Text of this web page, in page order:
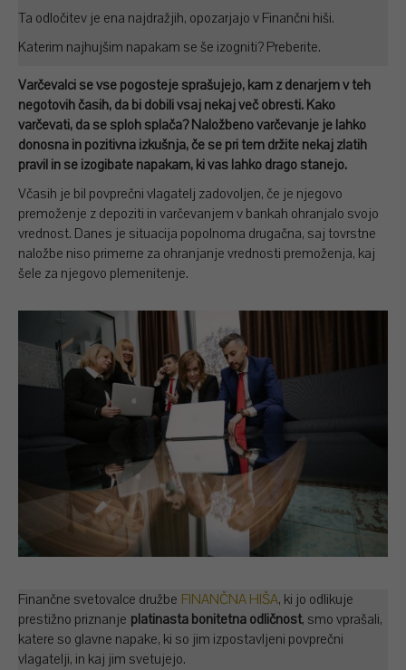
Ta odločitev je ena najdražjih, opozarjajo v Finančni hiši.
Katerim najhujšim napakam se še izogniti? Preberite.
Varčevalci se vse pogosteje sprašujejo, kam z denarjem v teh
negotovih časih, da bi dobili vsaj nekaj več obresti. Kako
varčevati, da se sploh splača? Naložbeno varčevanje je lahko
donosna in pozitivna izkušnja, če se pri tem držite nekaj zlatih
pravil in se izogibate napakam, ki vas lahko drago stanejo.
Včasih je bil povprečni vlagatelj zadovoljen, če je njegovo
premoženje z depoziti in varčevanjem v bankah ohranjalo svojo
vrednost. Danes je situacija popolnoma drugačna, saj tovrstne
naložbe niso primerne za ohranjanje vrednosti premoženja, kaj
šele za njegovo plemenitenje.
Finančne svetovalce družbe FINANČNA HIŠA, ki jo odlikuje
prestižno priznanje platinasta bonitetna odličnost, smo vprašali,
katere so glavne napake, ki so jim izpostavljeni povprečni
vlagatelji, in kaj jim svetujejo.